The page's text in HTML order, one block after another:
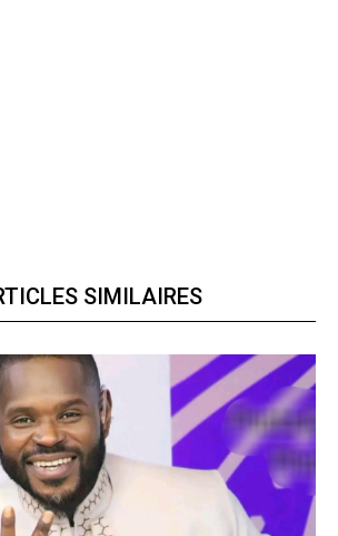
SIMILAIRES